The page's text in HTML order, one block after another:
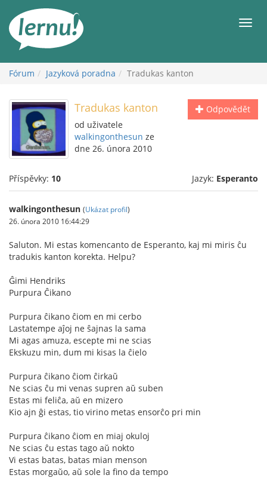
obsahu
Fórum Jazyková poradna Tradukas kanton
Odpovědět
Tradukas kanton
od uživatele
walkingonthesun ze
dne 26. února 2010
Příspěvky: 10 Jazyk: Esperanto
walkingonthesun (Ukázat profil)
26. února 2010 16:44:29
Saluton. Mi estas komencanto de Esperanto, kaj mi miris ĉu
tradukis kanton korekta. Helpu?
Ĝimi Hendriks
Purpura Ĉikano
Purpura ĉikano ĉiom en mi cerbo
Lastatempe aĵoj ne ŝajnas la sama
Mi agas amuza, escepte mi ne scias
Ekskuzu min, dum mi kisas la ĉielo
Purpura ĉikano ĉiom ĉirkaŭ
Ne scias ĉu mi venas supren aŭ suben
Estas mi feliĉa, aŭ en mizero
Kio ajn ĝi estas, tio virino metas ensorĉo pri min
Purpura ĉikano ĉiom en miaj okuloj
Ne scias ĉu estas tago aŭ nokto
Vi estas batas, batas mian menson
Estas morgaŭo, aŭ sole la fino da tempo